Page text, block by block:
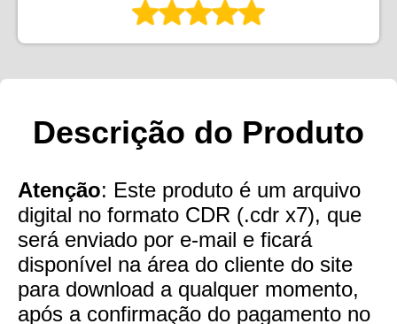
Descrição do Produto
Atenção: Este produto é um arquivo
digital no formato CDR (.cdr x7), que
será enviado por e-mail e ficará
disponível na área do cliente do site
para download a qualquer momento,
após a confirmação do pagamento no